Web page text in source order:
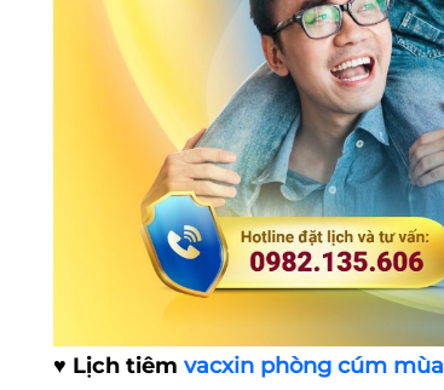
♥ Lịch tiêm vacxin phòng cúm mùa